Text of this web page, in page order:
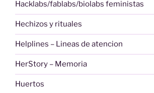
Hacklabs/fablabs/biolabs feministas
Hechizos y rituales
Helplines – Lineas de atencion
HerStory – Memoria
Huertos